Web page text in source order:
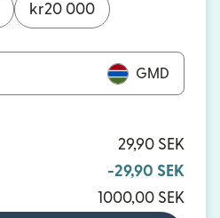
kr20 000
GMD
29,90 SEK
-29,90 SEK
1000,00 SEK